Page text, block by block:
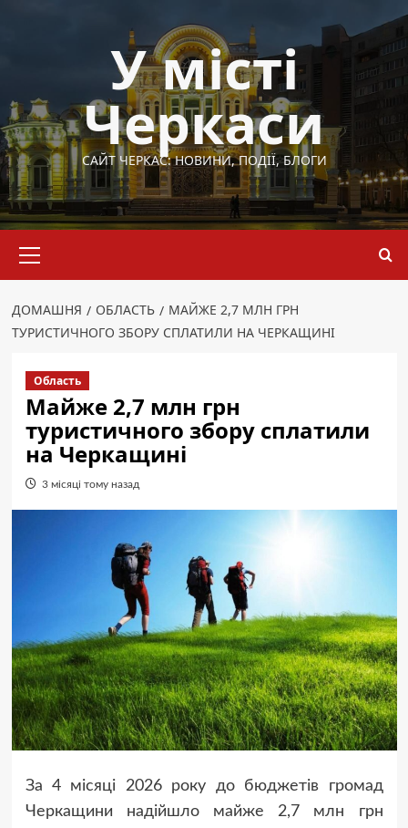
У місті
Черкаси
САЙТ ЧЕРКАС: НОВИНИ, ПОДІЇ, БЛОГИ
меню
ДОМАШНЯ ОБЛАСТЬ
МАЙЖЕ 2,7 МЛН ГРН
ТУРИСТИЧНОГО ЗБОРУ СПЛАТИЛИ НА ЧЕРКАЩИНІ
Область
Майже 2,7 млн грн
туристичного збору сплатили
на Черкащині
3 місяці тому назад
За 4 місяці 2026 року до бюджетів громад
Черкащини надійшло майже 2,7 млн грн